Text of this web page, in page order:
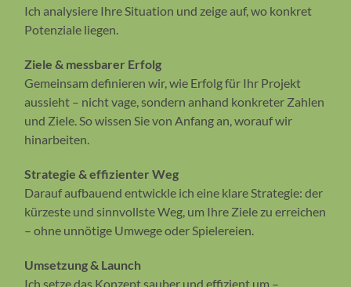
Ich analysiere Ihre Situation und zeige auf, wo konkret
Potenziale liegen.
Ziele & messbarer Erfolg
Gemeinsam definieren wir, wie Erfolg für Ihr Projekt
aussieht – nicht vage, sondern anhand konkreter Zahlen
und Ziele. So wissen Sie von Anfang an, worauf wir
hinarbeiten.
Strategie & effizienter Weg
Darauf aufbauend entwickle ich eine klare Strategie: der
kürzeste und sinnvollste Weg, um Ihre Ziele zu erreichen
– ohne unnötige Umwege oder Spielereien.
Umsetzung & Launch
Ich setze das Konzept sauber und effizient um –